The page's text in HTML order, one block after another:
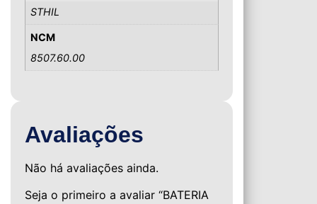
STHIL
NCM
8507.60.00
Avaliações
Não há avaliações ainda.
Seja o primeiro a avaliar “BATERIA